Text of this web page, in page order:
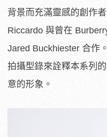
背景而充滿靈感的創作
Riccardo 與曾在
Jared Buckhiester 合作
拍攝型錄來詮釋本系列
意的形象。